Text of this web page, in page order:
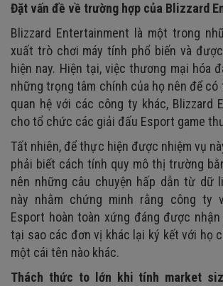
Đặt vấn đề về trường hợp của Blizzard
Blizzard Entertainment là một trong
xuất trò chơi máy tính phổ biến và
hiện nay. Hiện tại, việc thương mại hóa
những trọng tâm chính của họ nên để
quan hệ với các công ty khác, Blizzard
cho tổ chức các giải đấu Esport game
Tất nhiên, để thực hiện được nhiệm vụ
phải biết cách tính quy mô thị trường
nên những câu chuyện hấp dẫn từ dữ
này nhằm chứng minh rằng công ty
Esport hoàn toàn xứng đáng được
tại sao các đơn vị khác lại ký kết với họ
một cái tên nào khác.
Thách thức to lớn khi tính market